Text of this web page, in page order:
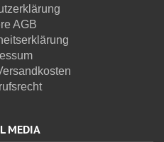
AGB
MEDIA